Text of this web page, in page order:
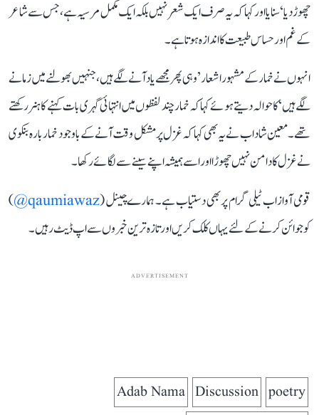
چھوڑ دیا‘ سنایا اور کہا کہ یہ صرف ایک شعر نہیں بلکہ ایک مکمل مرسیہ ہے، جس سے شاعر
کے غم اور حساس طبیعت کا اندازہ ہوتا ہے۔
انہوں نے خمار کے مشہور اشعار ’وہی پھر مجھے یاد آنے لگے ہیں، جنہیں بھولنے میں زمانے
لگے ہیں‘ کا حوالہ دیتے ہوئے کہا کہ خمار چند لفظوں میں انتہائی گہری بات کہنے کا ہنر رکھتے
تھے۔ معین شاداب نے یہ بھی کہا کہ غزل پر مشکل وقت آنے کے باوجود خمار بارہ بنکوی
نے غزل کا دامن نہیں چھوڑا اور اسے ہمیشہ اپنے سینے سے لگائے رکھا۔
قومی آواز اب ٹیلی گرام پر بھی دستیاب ہے۔ ہمارے چینل (qaumiawaz@
)
کو جوائن کرنے کے لئے یہاں کلک کریں اور تازہ ترین خبروں سے اپ ڈیٹ رہیں۔
ADVERTISEMENT
poetry
Discussion
Adab Nama